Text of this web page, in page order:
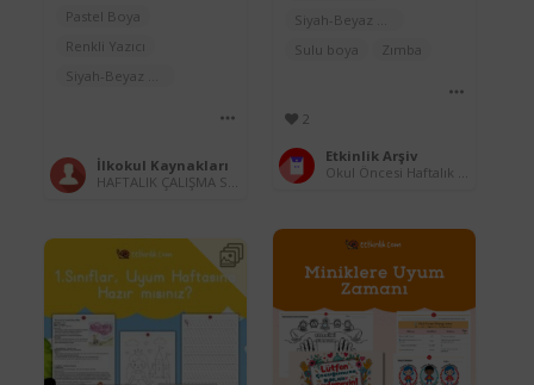
Sulu boya
Zımba
2
Etkinlik Arşiv
Pastel Boya
Renkli Yazıcı
İlkokul Kaynakları